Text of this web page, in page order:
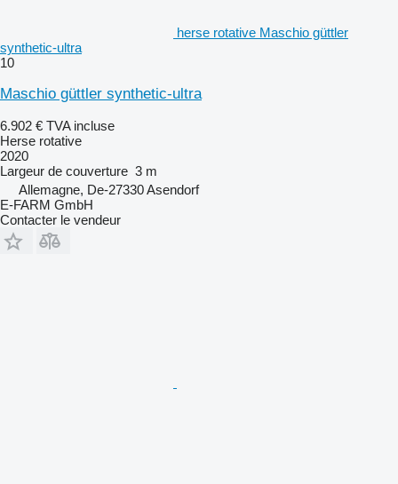
herse rotative Maschio güttler
synthetic-ultra
10
Maschio güttler synthetic-ultra
6.902 € TVA incluse
Herse rotative
2020
Largeur de couverture 3 m
Allemagne, De-27330 Asendorf
E-FARM GmbH
Contacter le vendeur